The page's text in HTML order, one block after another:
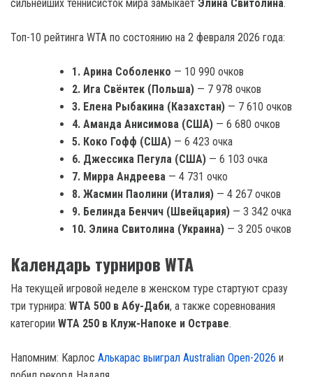
сильнейших теннисисток мира замыкает Элина Свитолина.
Топ-10 рейтинга WTA по состоянию на 2 февраля 2026 года:
1. Арина Соболенко — 10 990 очков
2. Ига Свёнтек (Польша) — 7 978 очков
3. Елена Рыбакина (Казахстан) — 7 610 очков
4. Аманда Анисимова (США) — 6 680 очков
5. Коко Гофф (США) — 6 423 очка
6. Джессика Пегула (США) — 6 103 очка
7. Мирра Андреева — 4 731 очко
8. Жасмин Паолини (Италия) — 4 267 очков
9. Белинда Бенчич (Швейцария) — 3 342 очка
10. Элина Свитолина (Украина) — 3 205 очков
Календарь турниров WTA
На текущей игровой неделе в женском туре стартуют сразу
три турнира: WTA 500 в Абу-Даби, а также соревнования
категории WTA 250 в Клуж-Напоке и Остраве.
Напомним: Карлос Алькарас выиграл Australian Open-2026 и